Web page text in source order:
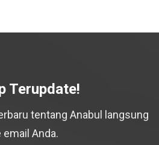
Terupdate!
tentang Anabul langsung
email Anda.